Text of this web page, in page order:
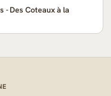
- Des Coteaux à la